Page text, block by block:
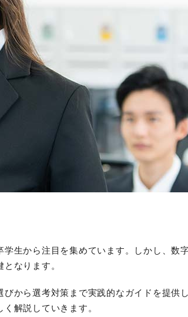
生から注目を集めています。しかし、数
なります。
から選考対策まで実践的なガイドを提供
解説していきます。